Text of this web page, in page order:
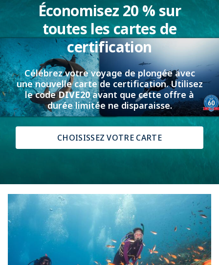
Économisez 20 % sur
toutes les cartes de
certification
Célébrez votre voyage de plongée avec
une nouvelle carte de certification. Utilisez
le codeDIVE20avant que cette offre à
durée limitée ne disparaisse.
CHOISISSEZ VOTRE CARTE